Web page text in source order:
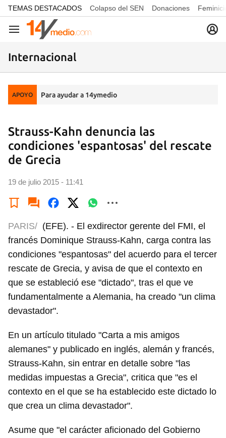
common.go-to-content
TEMAS DESTACADOS Colapso del SEN Donaciones
Navegación
Internacional
APOYO Para ayudar a 14ymedio
Strauss-Kahn denuncia las
condiciones 'espantosas' del rescate
de Grecia
19 de julio 2015 - 11:41
PARIS/ (EFE). - El exdirector gerente del FMI, el
francés Dominique Strauss-Kahn, carga contra las
condiciones "espantosas" del acuerdo para el tercer
rescate de Grecia, y avisa de que el contexto en
que se estableció ese "dictado", tras el que ve
fundamentalmente a Alemania, ha creado "un clima
devastador".
En un artículo titulado "Carta a mis amigos
alemanes" y publicado en inglés, alemán y francés,
Strauss-Kahn, sin entrar en detalle sobre "las
medidas impuestas a Grecia", critica que "es el
contexto en el que se ha establecido este dictado lo
que crea un clima devastador".
Asume que "el carácter aficionado del Gobierno